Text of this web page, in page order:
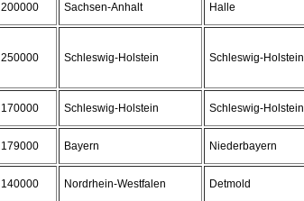
200000 Sachsen-Anhalt Halle
250000 Schleswig-Holstein Schleswig-Holstein
170000 Schleswig-Holstein Schleswig-Holstein
179000 Bayern Niederbayern
140000 Nordrhein-Westfalen Detmold